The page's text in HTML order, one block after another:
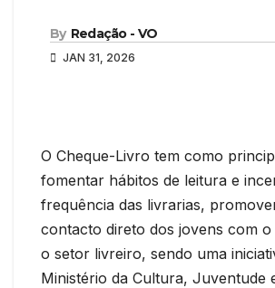
By Redação - VO
JAN 31, 2026
O Cheque-Livro tem como
fomentar hábitos de leitura e
frequência das livrarias,
contacto direto dos jovens com
o setor livreiro, sendo uma
Ministério da Cultura, Juventude